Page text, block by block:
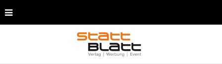
v.l.n.r.: Rieke Termath, Heike Troles, Christian Abels, Michael Heesch, Birgit
Schikora (Foto: Stadt Grevenbroich)